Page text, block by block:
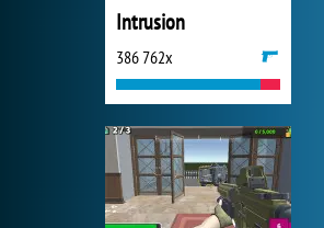
Intrusion
386 762x